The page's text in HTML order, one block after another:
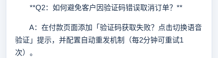
**Q2：如何避免客户因验证码错误取消订单？**
A：在付款页面添加「验证码获取失败？点击切换语音
验证」提示，并配置自动重发机制（每2分钟可重试1
次）。